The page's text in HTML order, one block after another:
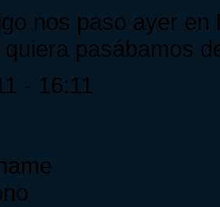
nos paso ayer
pasábamos
- 16:11